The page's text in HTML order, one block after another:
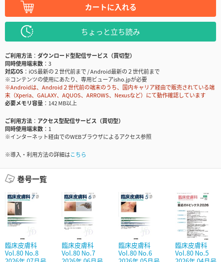
カートに入れる
ちょっと立ち読み
ご利用方法
ダウンロード型配信サービス（買切型）
同時使用端末数
3
対応OS
iOS最新の２世代前まで / Android最新の２世代前まで
※コンテンツの使用にあたり、専用ビューアisho.jpが必要
※Androidは、Android２世代前の端末のうち、国内キャリア経由で販売されている端
末（Xperia、GALAXY、AQUOS、ARROWS、Nexusなど）にて動作確認しています
必要メモリ容量
142 MB以上
ご利用方法
アクセス型配信サービス（買切型）
同時使用端末数
1
※インターネット経由でのWEBブラウザによるアクセス参照
※導入・利用方法の詳細はこちら
巻号一覧
臨床皮膚科
Vol.80 No.8
臨床皮膚科
Vol.80 No.7
臨床皮膚科
Vol.80 No.6
臨床皮膚科
Vol.80 No.5